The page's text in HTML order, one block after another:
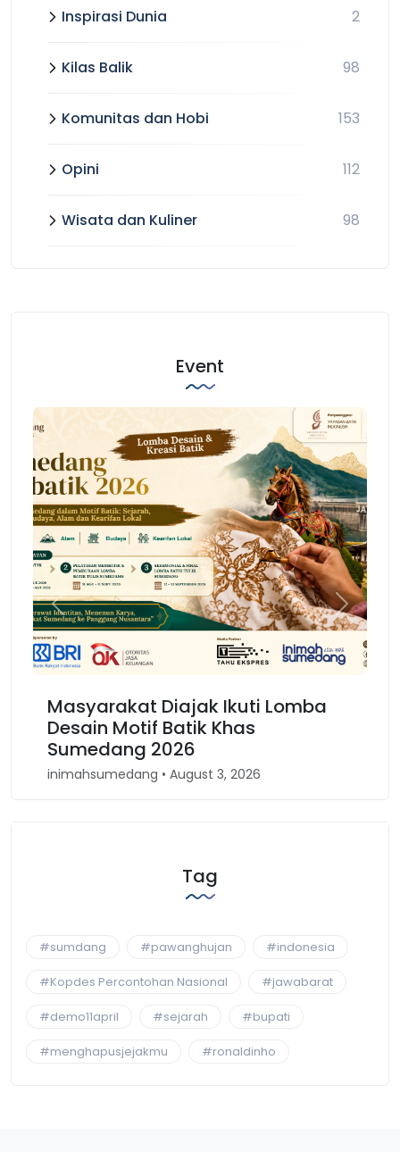
Inspirasi Dunia 2
Kilas Balik 98
Komunitas dan Hobi 153
Opini 112
Wisata dan Kuliner 98
Event
Masyarakat Diajak Ikuti Lomba
Desain Motif Batik Khas
Sumedang 2026
inimahsumedang • August 3, 2026
Previous Next
Tag
#sumdang #pawanghujan #indonesia
#Kopdes Percontohan Nasional #jawabarat
#demo11april #sejarah #bupati
#menghapusjejakmu #ronaldinho